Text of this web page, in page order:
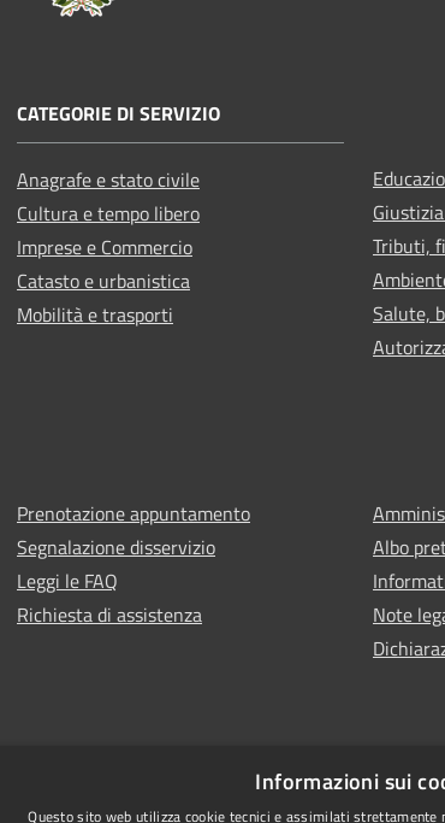
CATEGORIE DI SERVIZIO
Anagrafe e stato civile
Cultura e tempo libero
Imprese e Commercio
Catasto e urbanistica
Mobilità e trasporti
Tributi,
Salute,
Prenotazione appuntamento
Segnalazione disservizio
Leggi le FAQ
Richiesta di assistenza
Albo
Note
Informazioni sui
Questo sito web utilizza cookie tecnici e assimilati strettamente